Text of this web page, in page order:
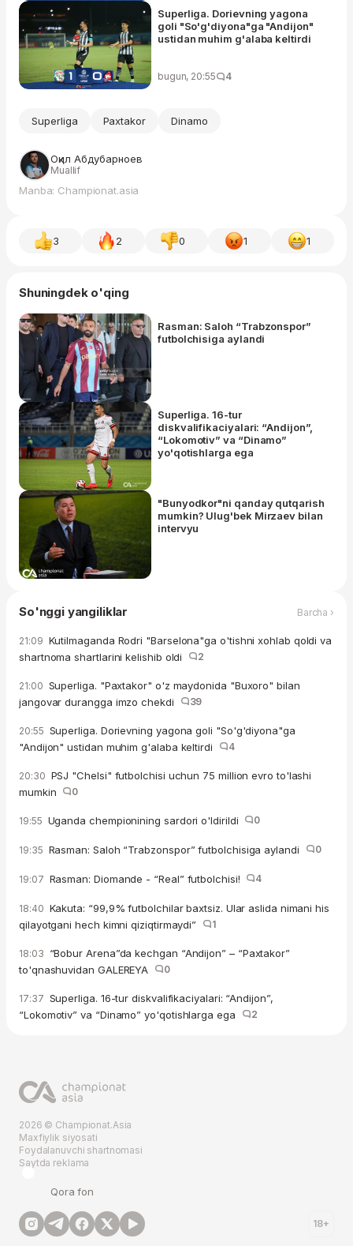
Superliga. Dorievning yagona
goli "So'g'diyona"ga "Andijon"
ustidan muhim g'alaba keltirdi
bugun, 20:55 4
Superliga Paxtakor Dinamo
Оқил Абдубарноев
Muallif
Manba: Championat.asia
3 2 0 1 1
Shuningdek o'qing
Rasman: Saloh “Trabzonspor”
futbolchisiga aylandi
Superliga. 16-tur
diskvalifikaciyalari: “Andijon”,
“Lokomotiv” va “Dinamo”
yo'qotishlarga ega
"Bunyodkor"ni qanday qutqarish
mumkin? Ulug'bek Mirzaev bilan
intervyu
So'nggi yangiliklar Barcha ›
21:09 Kutilmaganda Rodri "Barselona"ga o'tishni xohlab qoldi va
shartnoma shartlarini kelishib oldi
2
21:00 Superliga. "Paxtakor" o'z maydonida "Buxoro" bilan
jangovar durangga imzo chekdi
39
20:55 Superliga. Dorievning yagona goli "So'g'diyona"ga
"Andijon" ustidan muhim g'alaba keltirdi
4
20:30 PSJ "Chelsi" futbolchisi uchun 75 million evro to'lashi
mumkin
0
19:55 Uganda chempionining sardori o'ldirildi 0
19:35 Rasman: Saloh “Trabzonspor” futbolchisiga aylandi 0
19:07 Rasman: Diomande - “Real” futbolchisi! 4
18:40 Kakuta: “99,9% futbolchilar baxtsiz. Ular aslida nimani his
qilayotgani hech kimni qiziqtirmaydi”
1
18:03 “Bobur Arena”da kechgan “Andijon” – “Paxtakor”
to'qnashuvidan GALEREYA
0
17:37 Superliga. 16-tur diskvalifikaciyalari: “Andijon”,
“Lokomotiv” va “Dinamo” yo'qotishlarga ega
2
2026 © Championat.Asia
Maxfiylik siyosati
Foydalanuvchi shartnomasi
Saytda reklama
Qora fon
18+